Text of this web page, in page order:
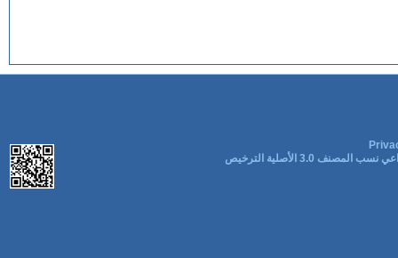
المصنف 3.0 الأصلية الترخيص